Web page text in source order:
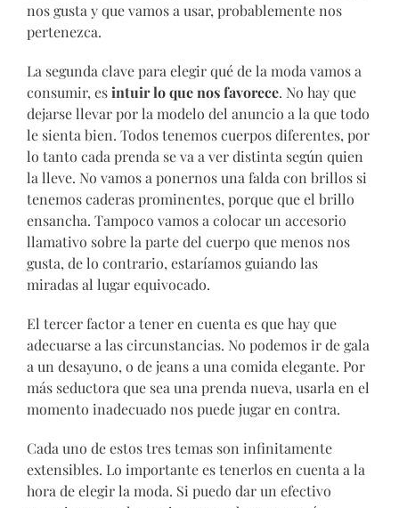
nos gusta y que vamos a usar, probablemente nos
pertenezca.
La segunda clave para elegir qué de la moda vamos a
consumir, esintuir lo que nos favorece. No hay que
dejarse llevar por la modelo del anuncio a la que todo
le sienta bien. Todos tenemos cuerpos diferentes, por
lo tanto cada prenda se va a ver distinta según quien
la lleve. No vamos a ponernos una falda con brillos si
tenemos caderas prominentes, porque que el brillo
ensancha. Tampoco vamos a colocar un accesorio
llamativo sobre la parte del cuerpo que menos nos
gusta, de lo contrario, estaríamos guiando las
miradas al lugar equivocado.
El tercer factor a tener en cuenta es que hay que
adecuarse a las circunstancias. No podemos ir de gala
a un desayuno, o de jeans a una comida elegante. Por
más seductora que sea una prenda nueva, usarla en el
momento inadecuado nos puede jugar en contra.
Cada uno de estos tres temas son infinitamente
extensibles. Lo importante es tenerlos en cuenta a la
hora de elegir la moda. Si puedo dar un efectivo